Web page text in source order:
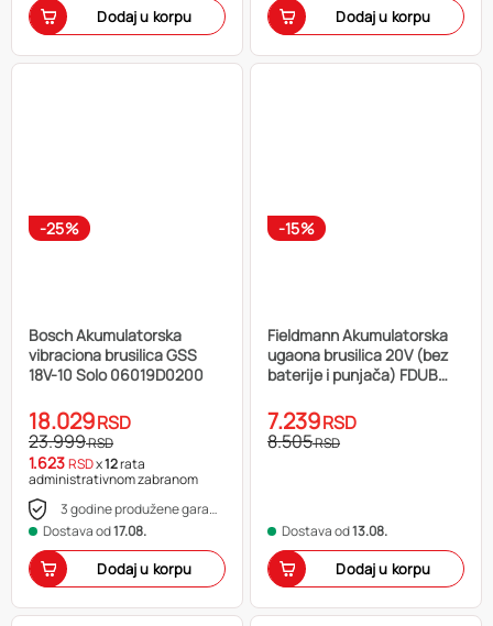
Dodaj u korpu Dodaj u korpu
-25%
Bosch Akumulatorska
vibraciona brusilica GSS
18V-10 Solo 06019D0200
18.029RSD
23.999RSD
1.623RSDx12rata
administrativnom zabranom
3 godine produžene garancije
Dostava od17.08.
Dodaj u korpu
-15%
Fieldmann Akumulatorska
ugaona brusilica 20V (bez
baterije i punjača) FDUB
7.239RSD
8.505RSD
Dostava od13.08.
Dodaj u korpu